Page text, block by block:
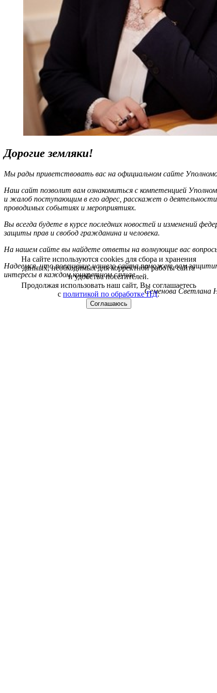
Дорогие земляки!
Мы рады приветствовать вас на официальном сайте
Наш сайт позволит вам ознакомиться с компетенцией
и жалоб поступающим в его адрес, расскажет о
проводимых событиях и мероприятиях.
Вы всегда будете в курсе последних новостей и изменений
защиты прав и свобод гражданина и человека.
На нашем сайте вы найдете ответы на волнующие вас
Надеемся, что посещение нашего сайта поможет вам
интересы в каждом конкретном случае.
Семенова Светлана
На сайте используются cookies для сбора и хранения
данных, необходимых для корректной работы сайта
и удобства посетителей.
Продолжая использовать наш сайт, Вы соглашаетесь
с политикой по обработке ПД.
Соглашаюсь